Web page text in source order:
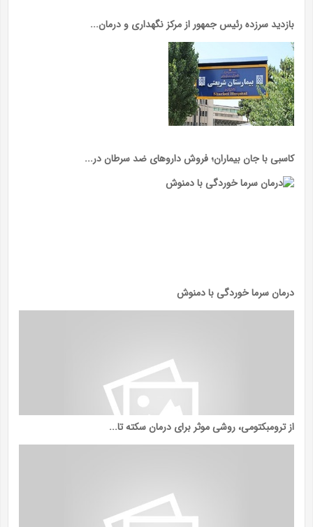
بازدید سرزده رئیس جمهور از مرکز نگهداری و درمان...
کاسبی با جان بیماران؛ فروش داروهای ضد سرطان در...
درمان سرما خوردگی با دمنوش
از ترومبکتومی، روشی موثر برای درمان سکته تا...